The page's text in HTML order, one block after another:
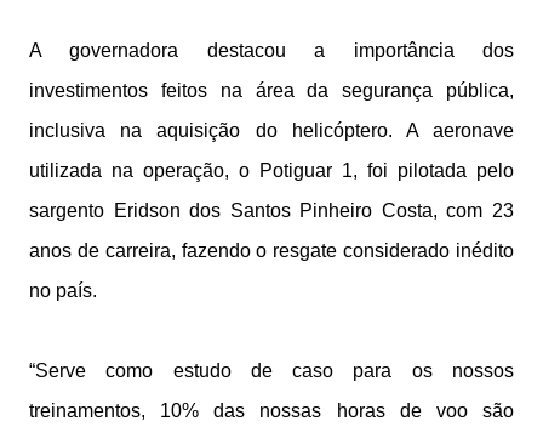
A governadora destacou a importância dos
investimentos feitos na área da segurança pública,
inclusiva na aquisição do helicóptero. A aeronave
utilizada na operação, o Potiguar 1, foi pilotada pelo
sargento Eridson dos Santos Pinheiro Costa, com 23
anos de carreira, fazendo o resgate considerado inédito
no país.
“Serve como estudo de caso para os nossos
treinamentos, 10% das nossas horas de voo são